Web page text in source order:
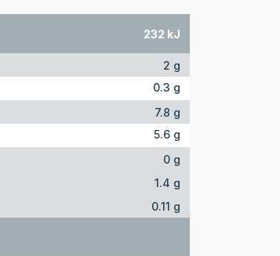
232 kJ
2 g
0.3 g
7.8 g
5.6 g
0 g
1.4 g
0.11 g